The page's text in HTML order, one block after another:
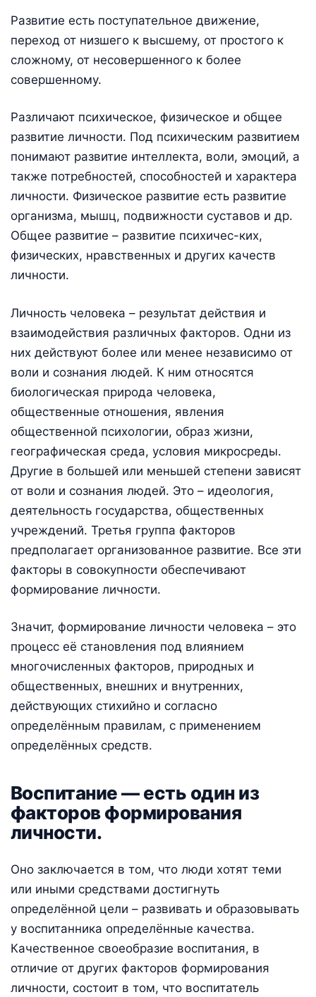
Развитие есть поступательное движение,
переход от низшего к высшему, от простого к
сложному, от несовершенного к более
совершенному.
Различают психическое, физическое и общее
развитие личности. Под психическим развитием
понимают развитие интеллекта, воли, эмоций, а
также потребностей, способностей и характера
личности. Физическое развитие есть развитие
организма, мышц, подвижности суставов и др.
Общее развитие – развитие психичес-ких,
физических, нравственных и других качеств
личности.
Личность человека – результат действия и
взаимодействия различных факторов. Одни из
них действуют более или менее независимо от
воли и сознания людей. К ним относятся
биологическая природа человека,
общественные отношения, явления
общественной психологии, образ жизни,
географическая среда, условия микросреды.
Другие в большей или меньшей степени зависят
от воли и сознания людей. Это – идеология,
деятельность государства, общественных
учреждений. Третья группа факторов
предполагает организованное развитие. Все эти
факторы в совокупности обеспечивают
формирование личности.
Значит, формирование личности человека – это
процесс её становления под влиянием
многочисленных факторов, природных и
общественных, внешних и внутренних,
действующих стихийно и согласно
определённым правилам, с применением
определённых средств.
Воспитание — есть один из
факторов формирования
личности.
Оно заключается в том, что люди хотят теми
или иными средствами достигнуть
определённой цели – развивать и образовывать
у воспитанника определённые качества.
Качественное своеобразие воспитания, в
отличие от других факторов формирования
личности, состоит в том, что воспитатель